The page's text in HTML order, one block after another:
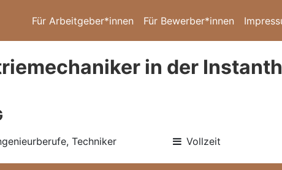
Für Arbeitgeber*innen Für Bewerber*innen
in der
Techniker Vollzeit